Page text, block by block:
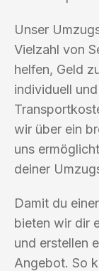
Unser
Vielzahl von
helfen, Geld
individuell
wir über ein
uns
deiner
Damit du
bieten wir dir
und erstellen
Angebot. So